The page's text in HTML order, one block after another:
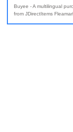
Buyee - A multilingual
from JDirectItems